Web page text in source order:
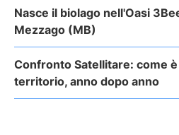
Nasce il biolago nell'Oasi
Mezzago (MB)
Confronto Satellitare: come
territorio, anno dopo anno